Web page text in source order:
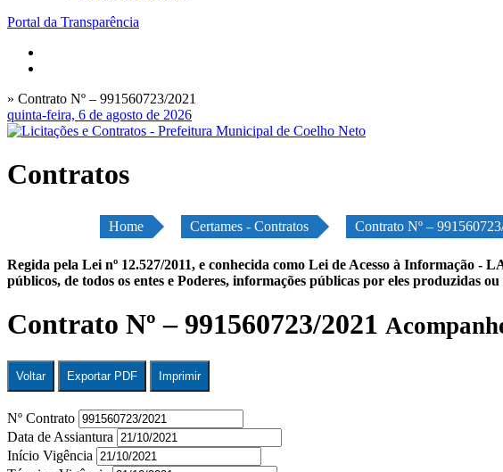
Portal da Transparência
» Contrato Nº – 991560723/2021
quinta-feira, 6 de agosto de 2026
Contratos
Home Certames - Contratos Contrato Nº –
Regida pela Lei nº 12.527/2011, e conhecida como Lei de Acesso à Informação
públicos, de todos os entes e Poderes, informações públicas por eles produzidas
Contrato Nº – 991560723/2021
Voltar Exportar PDF Imprimir
Nº Contrato
Data de Assiantura
Início Vigência